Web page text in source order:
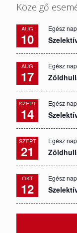
Közelgő
AUG
10
Egész nap
AUG
17
Egész nap
SZEPT
14
Egész nap
SZEPT
21
Egész nap
OKT
12
Egész nap